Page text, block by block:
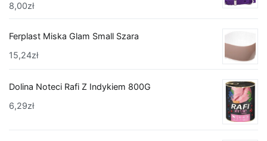
8,00zł
Ferplast Miska Glam Small Szara
15,24zł
Dolina Noteci Rafi Z Indykiem 800G
6,29zł